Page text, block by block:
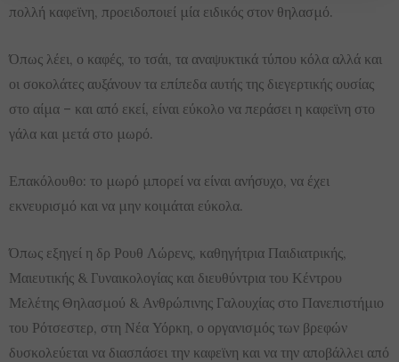
πολλή καφεϊνη, προειδοποιεί μία ειδικός στον θηλασμό.
Όπως λέει, ο καφές, το τσάι, τα αναψυκτικά τύπου κόλα αλλά και
οι σοκολάτες αυξάνουν τα επίπεδα αυτής της διεγερτικής ουσίας
στο αίμα – και από εκεί, είναι εύκολο να περάσει η καφεϊνη στο
γάλα και μετά στο μωρό.
Επακόλουθο: το μωρό μπορεί να είναι ανήσυχο, να έχει
εκνευρισμό και να μην κοιμάται εύκολα.
Όπως εξηγεί η δρ Ρουθ Λώρενς, καθηγήτρια Παιδιατρικής,
Μαιευτικής & Γυναικολογίας και διευθύντρια του Κέντρου
Μελέτης Θηλασμού & Ανθρώπινης Γαλουχίας στο Πανεπιστήμιο
του Ρότσεστερ, στη Νέα Υόρκη, ο οργανισμός των βρεφών
δυσκολεύεται να διασπάσει την καφεϊνη και να την αποβάλλει από